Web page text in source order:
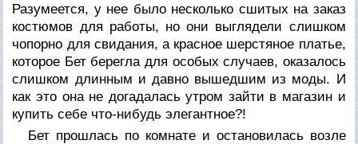
Разумеется, у нее было несколько сшитых на заказ
костюмов для работы, но они выглядели слишком
чопорно для свидания, а красное шерстяное платье,
которое Бет берегла для особых случаев, оказалось
слишком длинным и давно вышедшим из моды. И
как это она не догадалась утром зайти в магазин и
купить себе что-нибудь элегантное?!
Бет прошлась по комнате и остановилась возле